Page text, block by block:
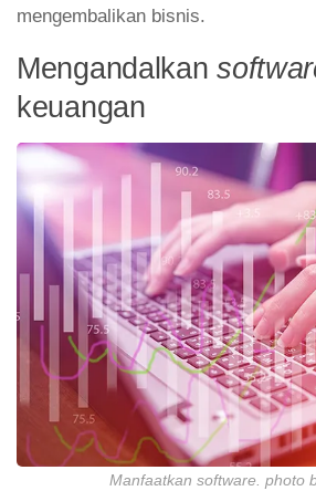
mengembalikan bisnis.
Mengandalkan
keuangan
Manfaatkan software. photo